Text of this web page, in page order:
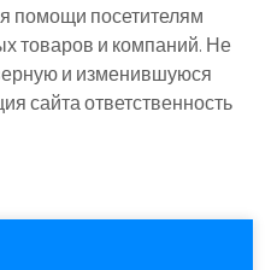
помощи посетителям
товаров и компаний. Не
и изменившуюся
сайта ответственность